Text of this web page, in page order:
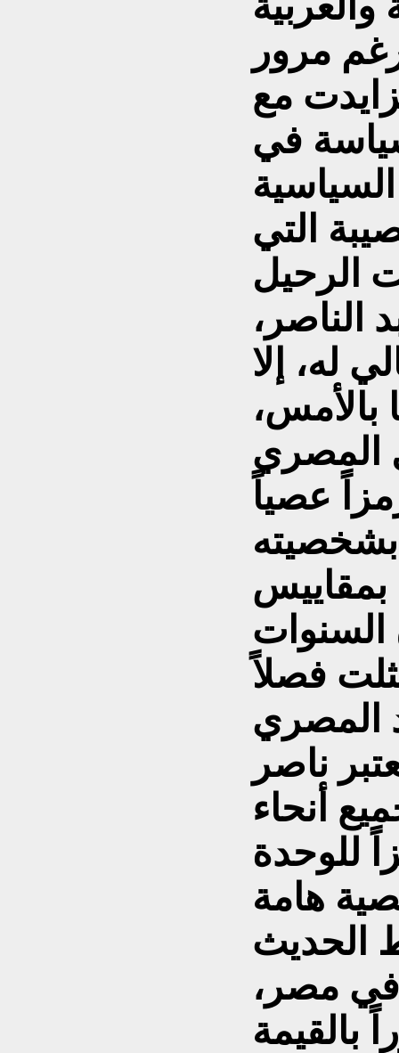
مرور
مع
في
التي
الرحيل
الناصر،
له، إلا
بالأمس،
المصري
عصياً
بشخصيته
بمقاييس
السنوات
مثلت فصلاً
المصري
ناصر
أنحاء
للوحدة
هامة
الحديث
في مصر،